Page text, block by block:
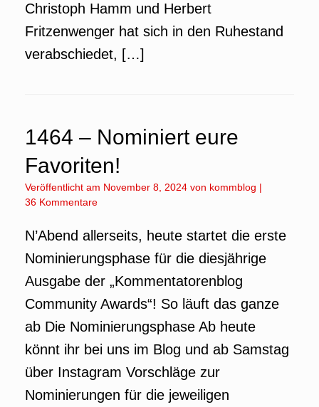
Christoph Hamm und Herbert
Fritzenwenger hat sich in den Ruhestand
verabschiedet, […]
1464 – Nominiert eure
Favoriten!
Veröffentlicht am November 8, 2024 von kommblog |
36 Kommentare
N’Abend allerseits, heute startet die erste
Nominierungsphase für die diesjährige
Ausgabe der „Kommentatorenblog
Community Awards“! So läuft das ganze
ab Die Nominierungsphase Ab heute
könnt ihr bei uns im Blog und ab Samstag
über Instagram Vorschläge zur
Nominierungen für die jeweiligen